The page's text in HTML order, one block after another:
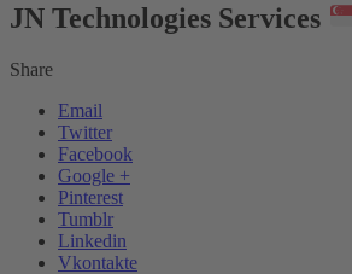
JN Technologies Services
Share
Email
Twitter
Facebook
Google +
Pinterest
Tumblr
Linkedin
Vkontakte